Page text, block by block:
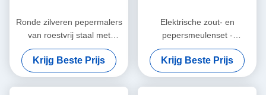
Ronde zilveren pepermalers
van roestvrij staal met
verstelbare grindinstellingen
Krijg Beste Prijs
Elektrische zout- en
pepersmeulenset -
roestvrijstalen batterij
bediende zout- en
pepersmolen met licht -
gratis
Krijg Beste Prijs